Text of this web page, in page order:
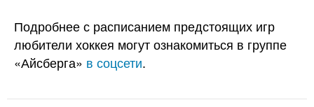
Подробнее с расписанием предстоящих игр
любители хоккея могут ознакомиться в группе
«Айсберга» в соцсети.